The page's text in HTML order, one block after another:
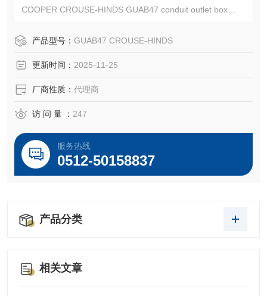
COOPER CROUSE-HINDS GUAB47 conduit outlet box
EATON CROUSE-HINDS总代理-Kunshan Beiyuan Electric
产品型号： GUAB47 CROUSE-HINDS
更新时间： 2025-11-25
厂商性质： 代理商
访 问 量 ： 247
服务热线
0512-50158837
产品分类
相关文章